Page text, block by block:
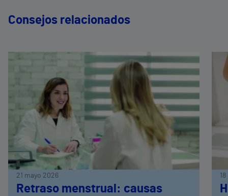
Consejos relacionados
21 mayo 2026
Retraso menstrual: causas